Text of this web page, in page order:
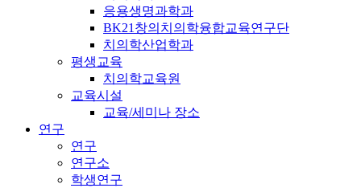
응용생명과학과
BK21창의치의학융합교육연구단
치의학산업학과
평생교육
치의학교육원
교육시설
교육/세미나 장소
연구
연구
연구소
학생연구